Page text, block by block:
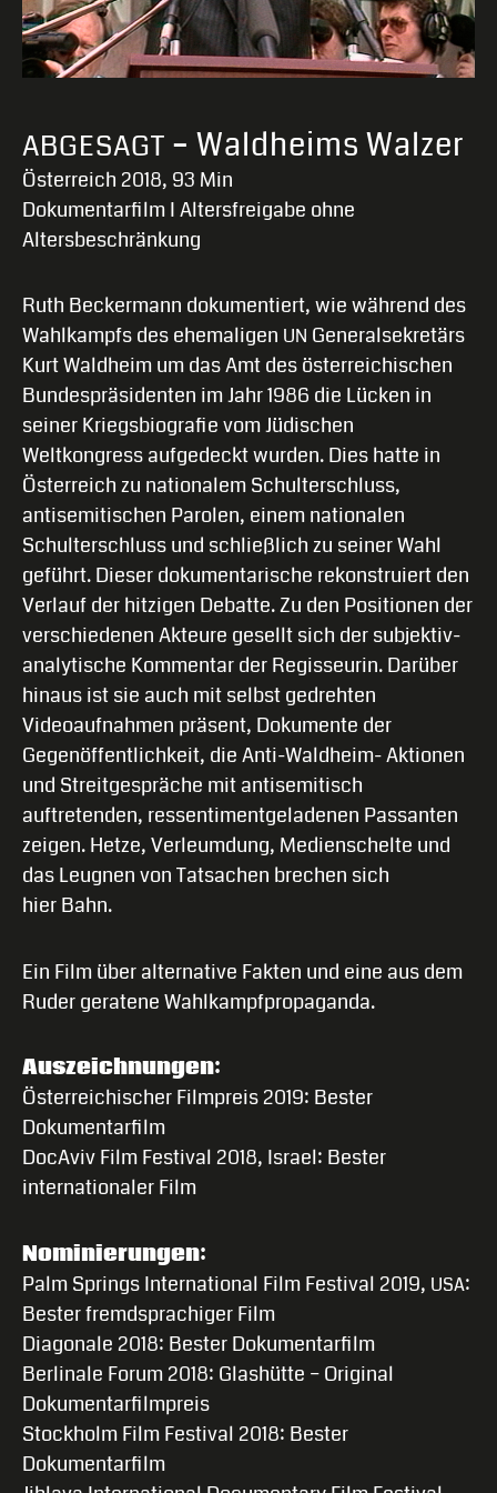
ABGESAGT – Waldheims Walzer
Österreich 2018, 93 Min
Dokumentarfilm I Altersfreigabe ohne
Altersbeschränkung
Ruth Beckermann dokumentiert, wie während des
Wahlkampfs des ehemaligen UN Generalsekretärs
Kurt Waldheim um das Amt des österreichischen
Bundespräsidenten im Jahr 1986 die Lücken in
seiner Kriegsbiografie vom Jüdischen
Weltkongress aufgedeckt wurden. Dies hatte in
Österreich zu nationalem Schulterschluss,
antisemitischen Parolen, einem nationalen
Schulterschluss und schließlich zu seiner Wahl
geführt. Dieser dokumentarische rekonstruiert den
Verlauf der hitzigen Debatte. Zu den Positionen der
verschiedenen Akteure gesellt sich der subjektiv-
analytische Kommentar der Regisseurin. Darüber
hinaus ist sie auch mit selbst gedrehten
Videoaufnahmen präsent, Dokumente der
Gegenöffentlichkeit, die Anti-Waldheim- Aktionen
und Streitgespräche mit antisemitisch
auftretenden, ressentimentgeladenen Passanten
zeigen. Hetze, Verleumdung, Medienschelte und
das Leugnen von Tatsachen brechen sich
hier Bahn.
Ein Film über alternative Fakten und eine aus dem
Ruder geratene Wahlkampfpropaganda.
Auszeichnungen:
Österreichischer Filmpreis 2019: Bester
Dokumentarfilm
DocAviv Film Festival 2018, Israel: Bester
internationaler Film
Nominierungen:
Palm Springs International Film Festival 2019, USA:
Bester fremdsprachiger Film
Diagonale 2018: Bester Dokumentarfilm
Berlinale Forum 2018: Glashütte – Original
Dokumentarfilmpreis
Stockholm Film Festival 2018: Bester
Dokumentarfilm